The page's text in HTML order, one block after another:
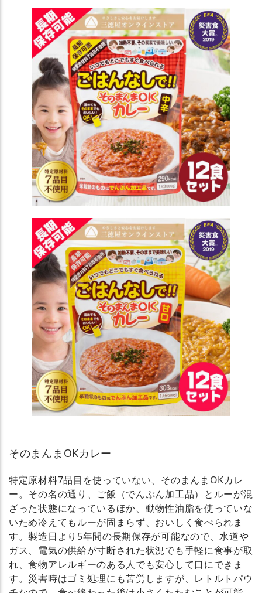
そのまんまOKカレー
特定原材料7品目を使っていない、そのまんまOKカレ
ー。その名の通り、ご飯（でんぷん加工品）とルーが混
ざった状態になっているほか、動物性油脂を使っていな
いため冷えてもルーが固まらず、おいしく食べられま
す。製造日より5年間の長期保存が可能なので、水道や
ガス、電気の供給が寸断された状況でも手軽に食事が取
れ、食物アレルギーのある人でも安心して口にできま
す。災害時はゴミ処理にも苦労しますが、レトルトパウ